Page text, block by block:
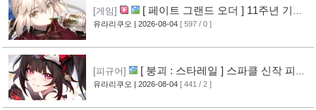
[게임]
[ 페이트 그랜드 오더 ] 11주년 기념
영상 공개
[8]
유라리쿠오 | 2026-08-04 [ 597 / 0 ]
[피규어]
[ 붕괴 : 스타레일 ] 스파클 신작 피규
어 공개
[5]
유라리쿠오 | 2026-08-04 [ 441 / 2 ]